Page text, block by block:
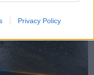
Privacy Policy